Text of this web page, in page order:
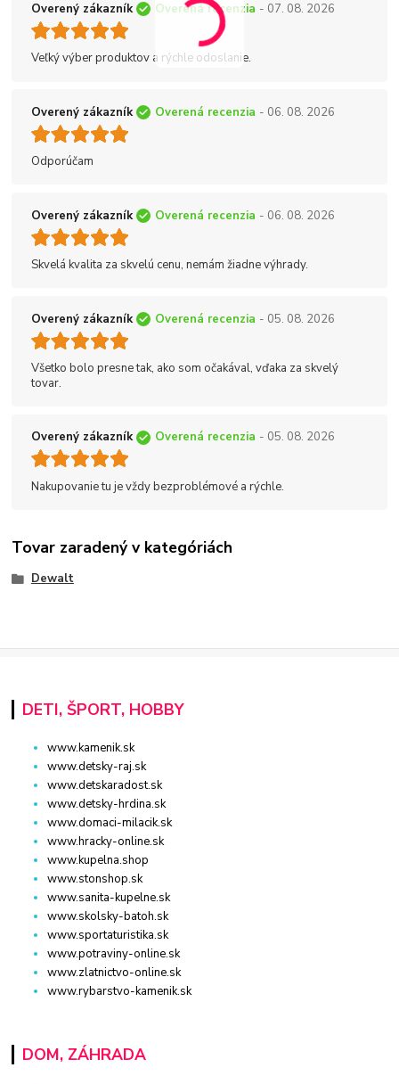
Overený zákazník Overená recenzia - 07. 08. 2026
Veľký výber produktov a rýchle odoslanie.
Overený zákazník Overená recenzia - 06. 08. 2026
Odporúčam
Overený zákazník Overená recenzia - 06. 08. 2026
Skvelá kvalita za skvelú cenu, nemám žiadne výhrady.
Overený zákazník Overená recenzia - 05. 08. 2026
Všetko bolo presne tak, ako som očakával, vďaka za skvelý
tovar.
Overený zákazník Overená recenzia - 05. 08. 2026
Nakupovanie tu je vždy bezproblémové a rýchle.
Tovar zaradený v kategóriách
Dewalt
DETI, ŠPORT, HOBBY
www.kamenik.sk
www.detsky-raj.sk
www.detskaradost.sk
www.detsky-hrdina.sk
www.domaci-milacik.sk
www.hracky-online.sk
www.kupelna.shop
www.stonshop.sk
www.sanita-kupelne.sk
www.skolsky-batoh.sk
www.sportaturistika.sk
www.potraviny-online.sk
www.zlatnictvo-online.sk
www.rybarstvo-kamenik.sk
DOM, ZÁHRADA